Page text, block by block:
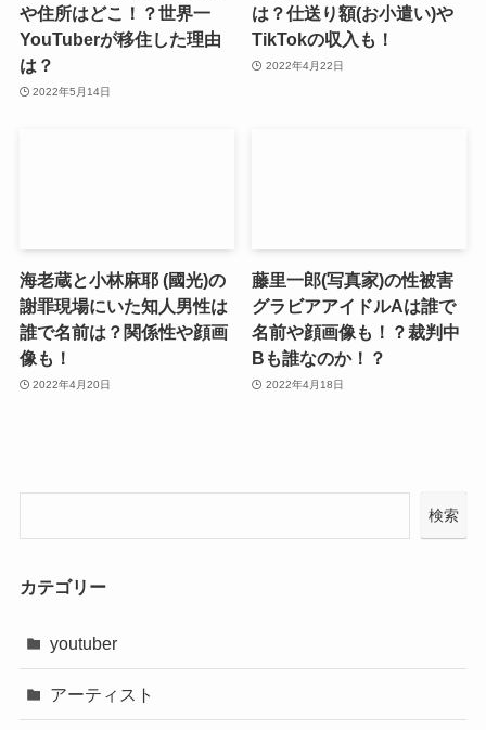
や住所はどこ！？世界一
YouTuberが移住した理由
は？
2022年5月14日
は？仕送り額(お小遣い)や
TikTokの収入も！
2022年4月22日
海老蔵と小林麻耶 (國光)の
謝罪現場にいた知人男性は
誰で名前は？関係性や顔画
像も！
2022年4月20日
藤里一郎(写真家)の性被害
グラビアアイドルAは誰で
名前や顔画像も！？裁判中
Bも誰なのか！？
2022年4月18日
検索
カテゴリー
youtuber
アーティスト